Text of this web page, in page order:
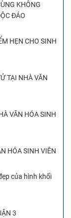
KHÔNG
ĐÁO
HẸN CHO SINH
TẠI NHÀ VĂN
VĂN HÓA SINH
HÓA SINH VIÊN
của hình khối
3